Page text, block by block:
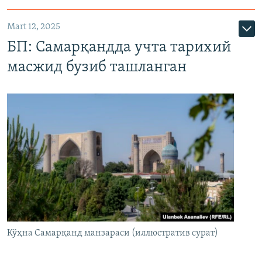
Mart 12, 2025
БП: Самарқандда учта тарихий
масжид бузиб ташланган
Кўҳна Самарқанд манзараси (иллюстратив сурат)